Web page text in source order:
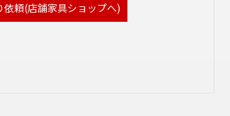
依頼(店舗家具ショップへ)